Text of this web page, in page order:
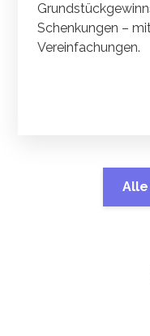
Schenkungen –
Vereinfachungen.